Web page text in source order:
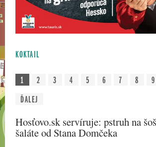
KOKTAIL
1 2 3 4 5 6 7 8 9
ĎALEJ
Hosťovo.sk servíruje: pstruh na
šaláte od Stana Domčeka